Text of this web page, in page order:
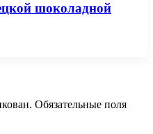
шоколадной
Обязательные поля